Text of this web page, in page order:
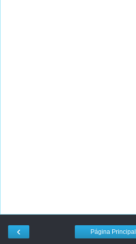
‹ Página Principal